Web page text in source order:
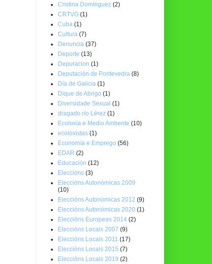
Cristina Domínguez (2)
CRTVG (1)
Cuba (1)
Cultura (7)
Denuncia (37)
Deporte (13)
Depuracion (1)
Deputación de Pontevedra (8)
Día de Galicia (1)
Dique de Abrigo (1)
Diversidade Sexual (1)
dragado río Lérez (1)
Ecoloxía e Medio Ambente (10)
ecoloxistas (1)
Economía e Emprego (56)
EDAR (2)
Educación (12)
Eleccións (3)
Eleccións Autonómicas 2009
(10)
Eleccións Autonómicas 2012 (9)
Eleccións Autonómicas 2020 (1)
Eleccións Europeas 2014 (2)
Eleccións Locais 2007 (9)
Eleccións Locais 2011 (17)
Eleccións Locais 2015 (7)
Eleccións Locais 2019 (2)